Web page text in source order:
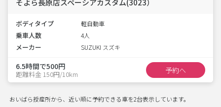
そよら長原店スペーシアカスタム(3023）
ボディタイプ 軽自動車
乗車人数 4人
メーカー SUZUKI スズキ
6.5時間で500円
距離料金 150円/10km 予約へ
おいばら授産所から、近い順に予約できる車を2台表示しています。